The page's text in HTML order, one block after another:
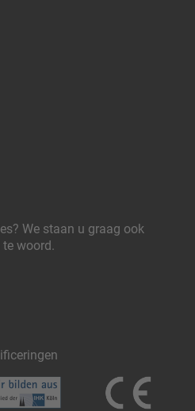
We staan u graag ook
woord.